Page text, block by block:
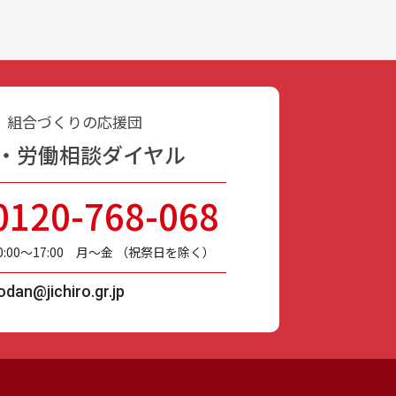
組合づくりの応援団
労働相談ダイヤル
768-068
〜17:00 月〜金 （祝祭日を除く）